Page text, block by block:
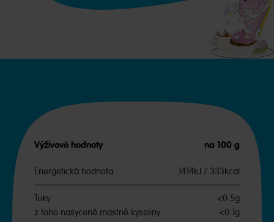
Výživové hodnoty na 100 g
Energetická hodnota 1414kJ / 333kcal
Tuky
<0.5g
z toho nasycené mastné kyseliny
<0.1g